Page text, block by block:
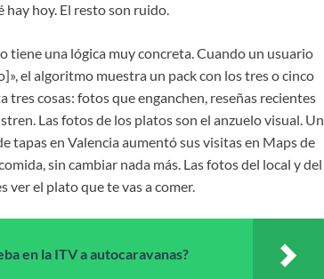
hay hoy. El resto son ruido.
tiene una lógica muy concreta. Cuando un usuario
el algoritmo muestra un pack con los tres o cinco
cosas: fotos que enganchen, reseñas recientes
Las fotos de los platos son el anzuelo visual. Un
en Valencia aumentó sus visitas en Maps de
sin cambiar nada más. Las fotos del local y del
ver el plato que te vas a comer.
en la ITV a autocaravanas?